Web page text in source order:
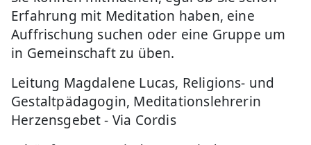
Erfahrung mit Meditation haben, eine
Auffrischung suchen oder eine Gruppe um
in Gemeinschaft zu üben.
Leitung Magdalene Lucas, Religions- und
Gestaltpädagogin, Meditationslehrerin
Herzensgebet - Via Cordis